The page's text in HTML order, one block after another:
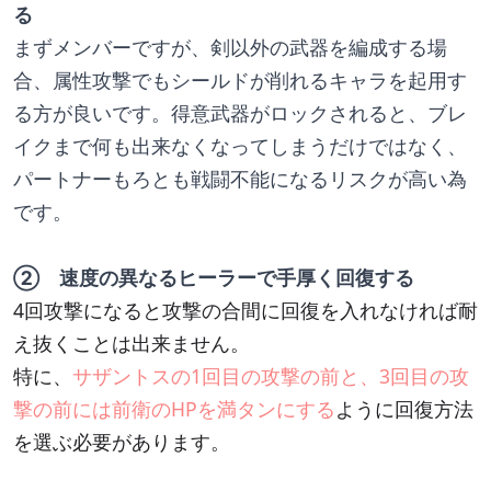
る
まずメンバーですが、剣以外の武器を編成する場
合、属性攻撃でもシールドが削れるキャラを起用す
る方が良いです。得意武器がロックされると、ブレ
イクまで何も出来なくなってしまうだけではなく、
パートナーもろとも戦闘不能になるリスクが高い為
です。
②　速度の異なるヒーラーで手厚く回復する
4回攻撃になると攻撃の合間に回復を入れなければ耐
え抜くことは出来ません。
特に、 サザントスの1回目の攻撃の前と、3回目の攻
撃の前には前衛のHPを満タンにするように回復方法
を選ぶ必要があります。